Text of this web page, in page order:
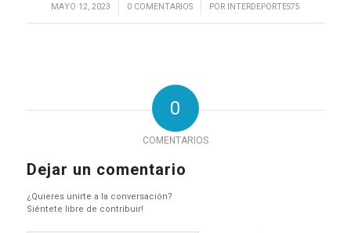
MAYO 12, 2023
/ 0 COMENTARIOS
/ POR INTERDEPORTES75
0
COMENTARIOS
Dejar un comentario
¿Quieres unirte a la conversación?
Siéntete libre de contribuir!